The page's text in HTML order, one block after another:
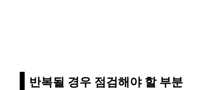
반복될 경우 점검해야 할 부분